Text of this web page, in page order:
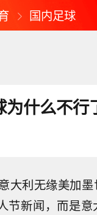
国内足球
为什么不行
大利无缘美加
节新闻，而是